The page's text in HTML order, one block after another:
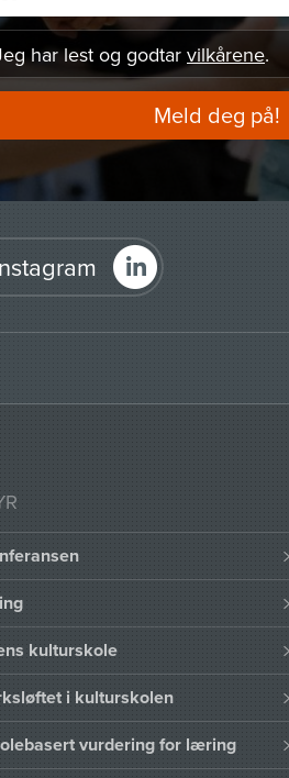
har lest og godtar vilkårene.
Meld deg på!
kulturskole
i kulturskolen
vurdering for læring